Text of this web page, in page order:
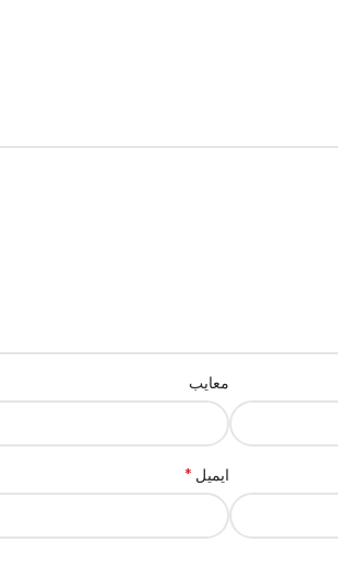
معایب
ایمیل *